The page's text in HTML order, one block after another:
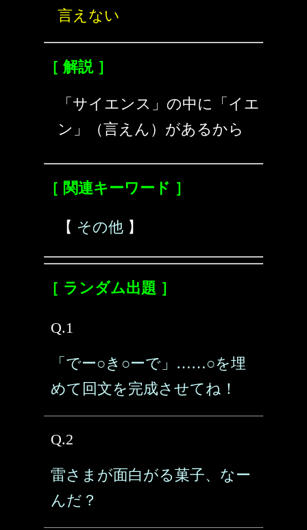
言えない
［ 解説 ］
「サイエンス」の中に「イエ
ン」（言えん）があるから
［ 関連キーワード ］
【 その他 】
［ ランダム出題 ］
Q.1
「でー○き○ーで」……○を埋
めて回文を完成させてね！
Q.2
雷さまが面白がる菓子、なー
んだ？